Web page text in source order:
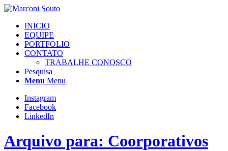
INICIO
EQUIPE
PORTFOLIO
CONTATO
TRABALHE CONOSCO
Pesquisa
Menu Menu
Instagram
Facebook
LinkedIn
Arquivo para: Coorporativos